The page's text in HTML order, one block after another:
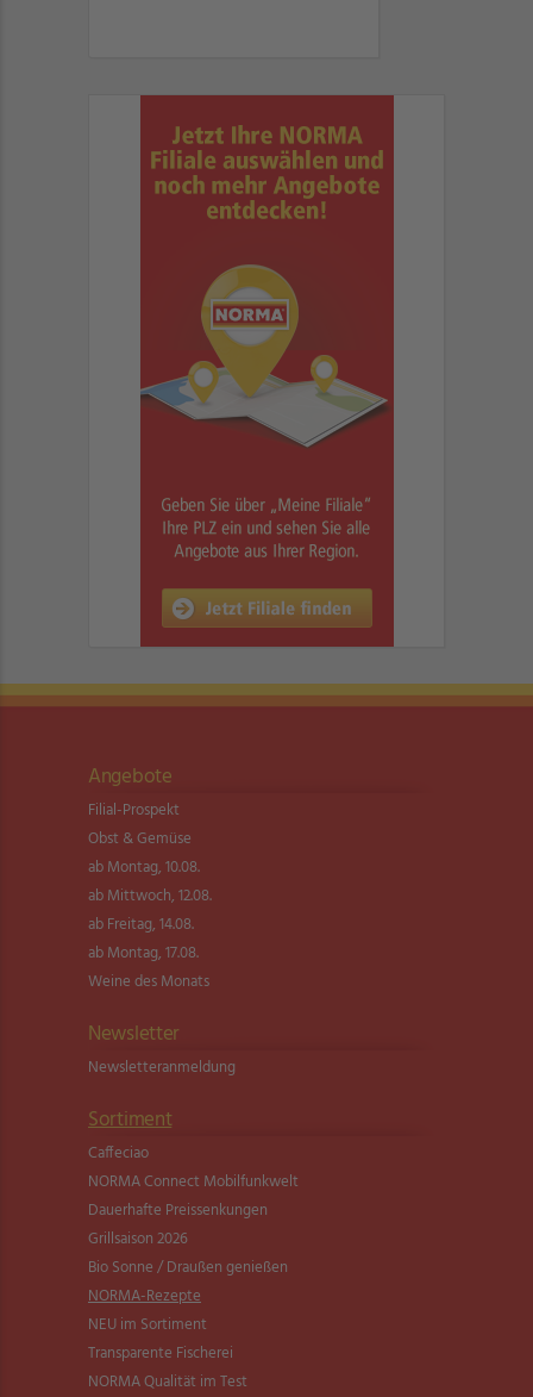
Angebote
Filial-Prospekt
Obst & Gemüse
ab Montag, 10.08.
ab Mittwoch, 12.08.
ab Freitag, 14.08.
ab Montag, 17.08.
Weine des Monats
Newsletter
Newsletter­anmeldung
Sortiment
Caffeciao
NORMA Connect Mobilfunkwelt
Dauerhafte Preissenkungen
Grillsaison 2026
Bio Sonne / Draußen genießen
NORMA-Rezepte
NEU im Sortiment
Transparente Fischerei
NORMA Qualität im Test